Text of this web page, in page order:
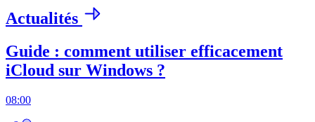
Actualités
Guide : comment utiliser efficacement
iCloud sur Windows ?
08:00